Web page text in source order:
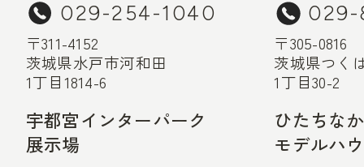
029-254-1040
〒311-4152
茨城県水戸市河和田
1丁目1814-6
〒305-0816
茨城県つく
1丁目30-2
宇都宮インターパーク
展示場
ひたちな
モデルハ